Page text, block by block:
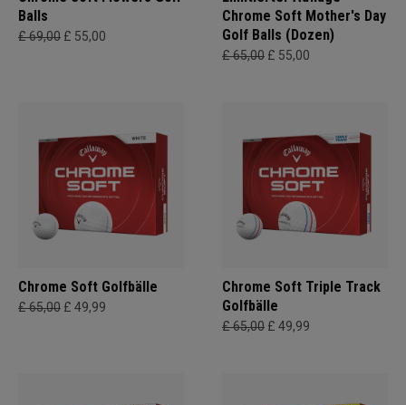
Balls
£ 69,00 £ 55,00
Chrome Soft Mother's Day
Golf Balls (Dozen)
£ 65,00 £ 55,00
Chrome Soft Golfbälle
£ 65,00 £ 49,99
Chrome Soft Triple Track
Golfbälle
£ 65,00 £ 49,99